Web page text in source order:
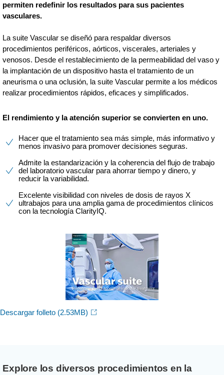
permiten redefinir los resultados para sus pacientes
vasculares.
La suite Vascular se diseñó para respaldar diversos
procedimientos periféricos, aórticos, viscerales, arteriales y
venosos. Desde el restablecimiento de la permeabilidad del vaso y
la implantación de un dispositivo hasta el tratamiento de un
aneurisma o una oclusión, la suite Vascular permite a los médicos
realizar procedimientos rápidos, eficaces y simplificados.
El rendimiento y la atención superior se convierten en uno.
Hacer que el tratamiento sea más simple, más informativo y
menos invasivo para promover decisiones seguras.
Admite la estandarización y la coherencia del flujo de trabajo
del laboratorio vascular para ahorrar tiempo y dinero, y
reducir la variabilidad.
Excelente visibilidad con niveles de dosis de rayos X
ultrabajos para una amplia gama de procedimientos clínicos
con la tecnología ClarityIQ.
Descargar folleto (2.53MB)
Explore los diversos procedimientos en la